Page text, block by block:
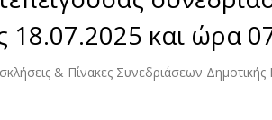
18.07.2025 και ώρα
& Πίνακες Συνεδριάσεων Δημοτικής